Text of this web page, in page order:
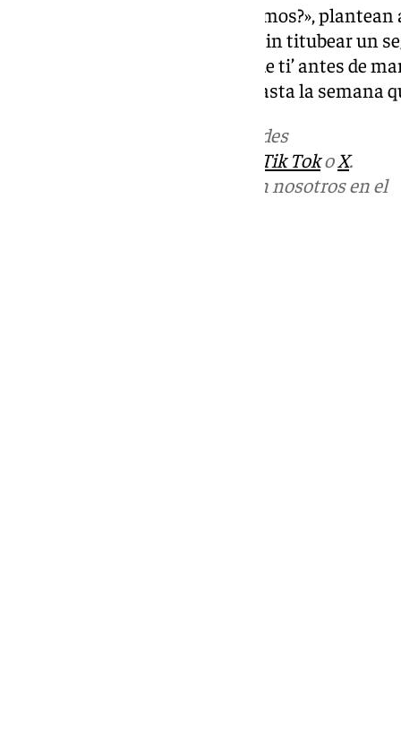
«¿Con qué os apetece que acabemos?»,
temazo de Juanvi!», pide Elena sin titubear un
para interpretar ‘De pedacitos de ti’ antes de
mano y el corazón henchido. Hasta la semana
en las redes
Tik TokoX.
Puedes ponerte en contacto con nosotros en el